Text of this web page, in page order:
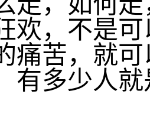
欢，不是
痛苦，就
有多少人